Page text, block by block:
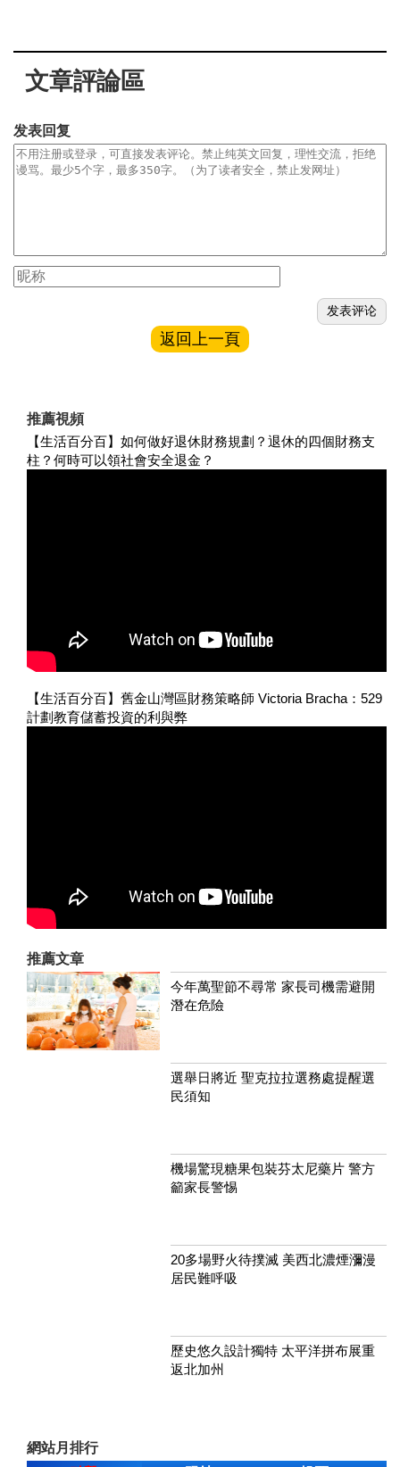
文章評論區
发表回复
返回上一頁
推薦視頻
【生活百分百】如何做好退休財務規劃？退休的四個財務支
柱？何時可以領社會安全退金？
【生活百分百】舊金山灣區財務策略師 Victoria Bracha：529
計劃教育儲蓄投資的利與弊
推薦文章
今年萬聖節不尋常 家長司機需避開
潛在危險
選舉日將近 聖克拉拉選務處提醒選
民須知
機場驚現糖果包裝芬太尼藥片 警方
籲家長警惕
20多場野火待撲滅 美西北濃煙瀰漫
居民難呼吸
歷史悠久設計獨特 太平洋拼布展重
返北加州
網站月排行